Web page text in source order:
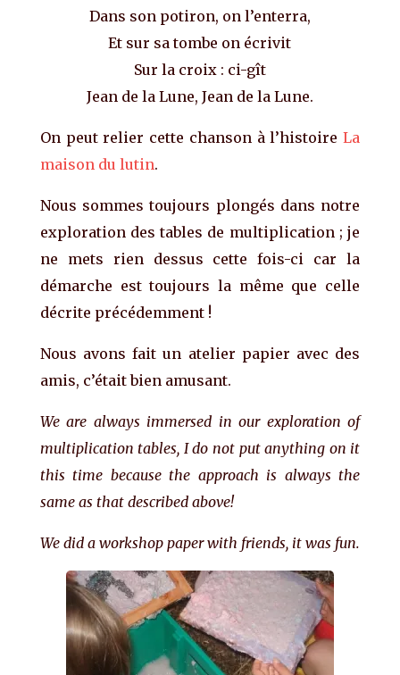
Dans son potiron, on l’enterra,
Et sur sa tombe on écrivit
Sur la croix : ci-gît
Jean de la Lune, Jean de la Lune.
On peut relier cette chanson à l’histoireLa
maison du lutin.
Nous sommes toujours plongés dans notre
exploration des tables de multiplication ; je
ne mets rien dessus cette fois-ci car la
démarche est toujours la même que celle
décrite précédemment !
Nous avons fait un atelier papier avec des
amis, c’était bien amusant.
We are always immersed in our exploration of
multiplication tables, I do not put anything on it
this time because the approach is always the
same as that described above!
We did a workshop paper with friends, it was fun.